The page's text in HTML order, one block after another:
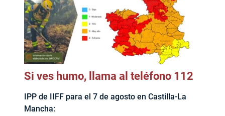
Si ves humo, llama al teléfono 112
IPP de IIFF para el 7 de agosto en Castilla-La
Mancha: